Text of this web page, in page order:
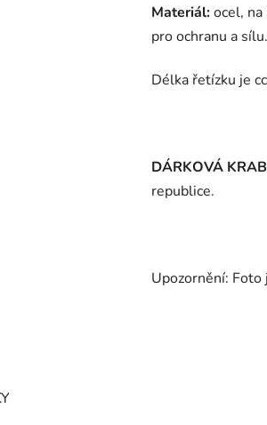
Materiál:ocel,
pro ochranu a sílu.
Délka řetízku je
DÁRKOVÁ
republice.
Upozornění: